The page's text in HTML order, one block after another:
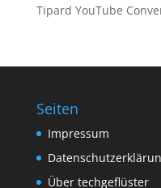
Tipard YouTube
Seiten
Impressum
Über techgeflüster